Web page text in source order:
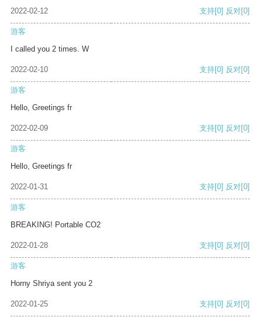
2022-02-12 支持[0] 反对[0]
游客
I called you 2 times. W
2022-02-10 支持[0] 反对[0]
游客
Hello, Greetings fr
2022-02-09 支持[0] 反对[0]
游客
Hello, Greetings fr
2022-01-31 支持[0] 反对[0]
游客
BREAKING! Portable CO2
2022-01-28 支持[0] 反对[0]
游客
Horny Shriya sent you 2
2022-01-25 支持[0] 反对[0]